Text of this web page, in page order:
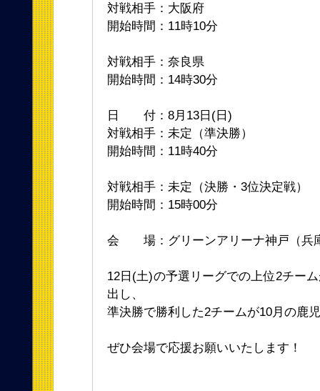
対戦相手：大阪府
開始時間：11時10分
対戦相手：奈良県
開始時間：14時30分
日 付：8月13日(日)
対戦相手：未定（準決勝）
開始時間：11時40分
対戦相手：未定（決勝・3位決定戦）
開始時間：15時00分
会 場：グリーンアリーナ神戸（兵
12日(土)の予選リーグでの上位2チー
出し、
準決勝で勝利した2チームが10月の鹿
ぜひ会場で応援お願いいたします！